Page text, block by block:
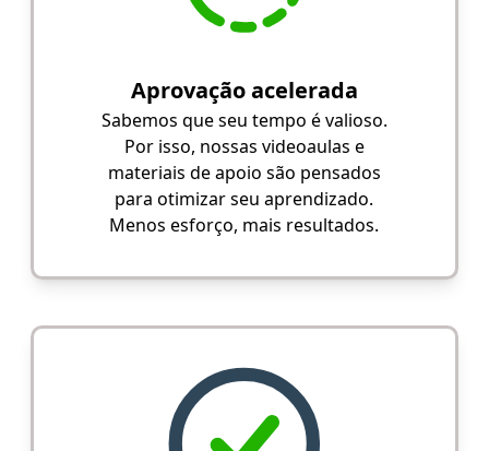
Aprovação acelerada
Sabemos que seu tempo é valioso.
Por isso, nossas videoaulas e
materiais de apoio são pensados
para otimizar seu aprendizado.
Menos esforço, mais resultados.